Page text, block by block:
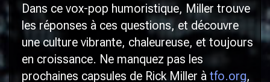
Dans ce vox-pop humoristique, Miller trouve
les réponses à ces questions, et découvre
une culture vibrante, chaleureuse, et toujours
en croissance. Ne manquez pas les
prochaines capsules de Rick Miller à tfo.org,